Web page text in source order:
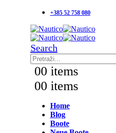
+385 52 758 080
Search
00 items
00 items
Home
Blog
Boote